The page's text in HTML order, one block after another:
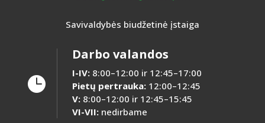
Savivaldybės biudžetinė įstaiga

Darbo valandos
I-IV:8:00–12:00 ir 12:45–17:00
Pietų pertrauka:12:00–12:45
V:8:00–12:00 ir 12:45–15:45
VI-VII:nedirbame